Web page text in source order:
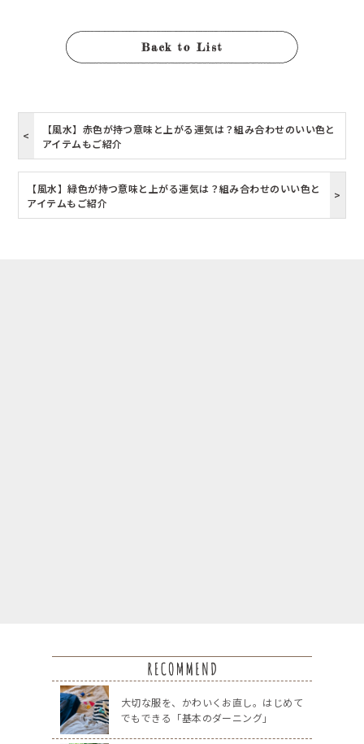
Back to List
【風水】赤色が持つ意味と上がる運気は？組み合わせのいい色と
アイテムもご紹介
【風水】緑色が持つ意味と上がる運気は？組み合わせのいい色と
アイテムもご紹介
大切な服を、かわいくお直し。はじめて
でもできる「基本のダーニング」